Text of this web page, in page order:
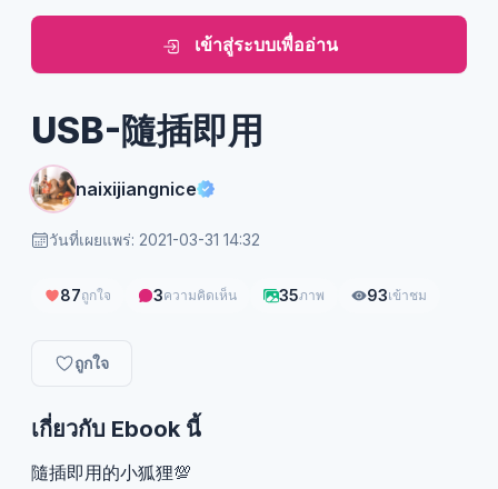
เข้าสู่ระบบเพื่ออ่าน
USB-隨插即用
naixijiangnice
วันที่เผยแพร่: 2021-03-31 14:32
87ถูกใจ 3ความคิดเห็น 35ภาพ 93เข้าชม
ถูกใจ
เกี่ยวกับ Ebook นี้
隨插即用的小狐狸💯